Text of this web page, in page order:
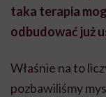
taka terapia
odbudować już
Właśnie na to
pozbawiliśmy